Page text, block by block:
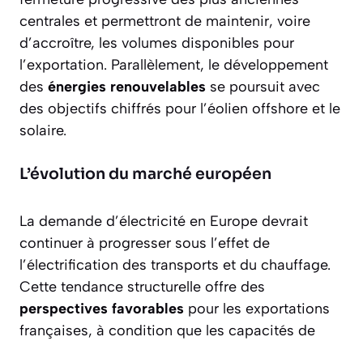
centrales et permettront de maintenir, voire
d’accroître, les volumes disponibles pour
l’exportation. Parallèlement, le développement
des énergies renouvelables se poursuit avec
des objectifs chiffrés pour l’éolien offshore et le
solaire.
L’évolution du marché européen
La demande d’électricité en Europe devrait
continuer à progresser sous l’effet de
l’électrification des transports et du chauffage.
Cette tendance structurelle offre des
perspectives favorables pour les exportations
françaises, à condition que les capacités de